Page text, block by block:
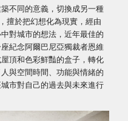
不同的意義，切換成另一種
擅於把幻想化為現實，經由
對城市的想法，近年最佳的
紀念阿爾巴尼亞獨裁者恩維
頂和色彩鮮豔的盒子，轉化
與空間時間、功能與情緒的
市對自己的過去與未來進行